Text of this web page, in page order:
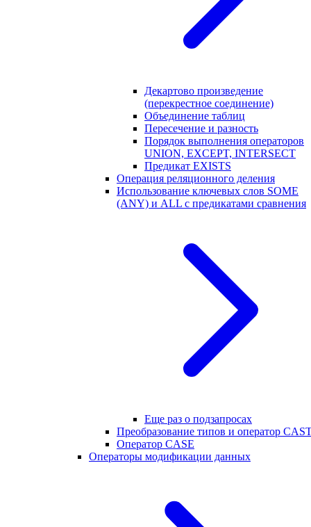
Декартово произведение
(перекрестное соединение)
Объединение таблиц
Пересечение и разность
Порядок выполнения операторов
UNION, EXCEPT, INTERSECT
Предикат EXISTS
Операция реляционного деления
Использование ключевых слов SOME
(ANY) и ALL с предикатами сравнения
Еще раз о подзапросах
Преобразование типов и оператор
Оператор CASE
Операторы модификации данных